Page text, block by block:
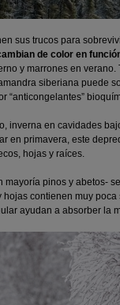
sus trucos para
de color en
y marrones en
siberiana puede
“anticongelantes”
inverna en cavidades
en primavera, este
hojas y raíces.
mayoría pinos y abetos-
contienen muy
ayudan a absorber la